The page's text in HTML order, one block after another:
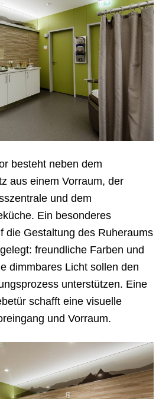
besteht neben dem
aus einem Vorraum, der
und dem
Ein besonderes
die Gestaltung des Ruheraums
freundliche Farben und
dimmbares Licht sollen den
unterstützen. Eine
schafft eine visuelle
und Vorraum.